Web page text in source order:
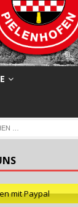
mit Paypal